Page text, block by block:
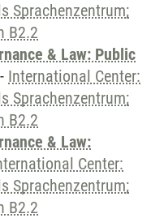
Sprachenzentrum;
B2.2
& Law: Public
- International Center:
Sprachenzentrum;
B2.2
& Law:
Center:
Sprachenzentrum;
B2.2